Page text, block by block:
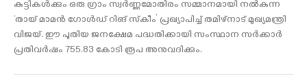
കുട്ടികള്‍ക്കും ഒരു ഗ്രാം സ്വര്‍ണ്ണമോതിരം സമ്മാനമായി നല്‍കുന്ന
‘തായ് മാമന്‍ ഗോള്‍ഡ് റിങ് സ്‌കീം’ പ്രഖ്യാപിച്ച് തമിഴ്‌നാട് മുഖ്യമന്ത്രി
വിജയ്. ഈ പുതിയ ജനക്ഷേമ പദ്ധതിക്കായി സംസ്ഥാന സര്‍ക്കാര്‍
പ്രതിവര്‍ഷം 755.83 കോടി രൂപ അനുവദിക്കും.